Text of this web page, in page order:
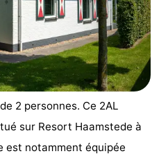
2 personnes. Ce 2AL
sur Resort Haamstede à
est notamment équipée